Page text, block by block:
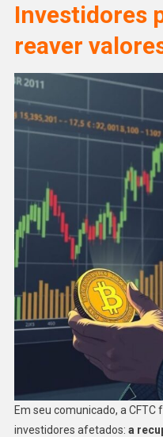
Investidores
reaver
Em seu comunicado, a
investidores afetados: a